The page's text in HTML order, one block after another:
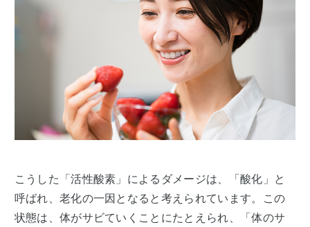
こうした「活性酸素」によるダメージは、「酸化」と
呼ばれ、老化の一因となると考えられています。この
状態は、体がサビていくことにたとえられ、「体のサ